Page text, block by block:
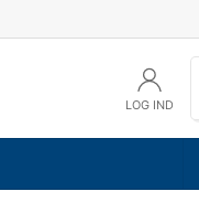
LOG IND